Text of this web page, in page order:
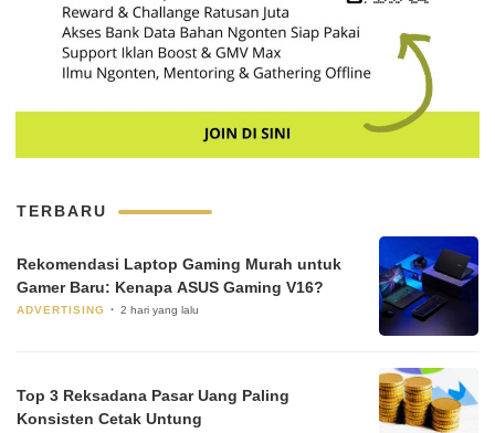
TERBARU
Rekomendasi Laptop Gaming Murah untuk
Gamer Baru: Kenapa ASUS Gaming V16?
ADVERTISING 2 hari yang lalu
Top 3 Reksadana Pasar Uang Paling
Konsisten Cetak Untung